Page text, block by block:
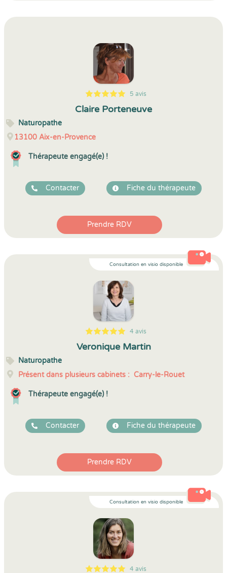
5
1
5
5 5 avis
Claire Porteneuve
Naturopathe
13100 Aix-en-Provence
Thérapeute engagé(e) !
Contacter Fiche du thérapeute
Prendre RDV
Consultation en visio disponible
5
1
5
4 4 avis
Veronique Martin
Naturopathe
Présent dans plusieurs cabinets : Carry-le-Rouet
Thérapeute engagé(e) !
Contacter Fiche du thérapeute
Prendre RDV
Consultation en visio disponible
4 avis